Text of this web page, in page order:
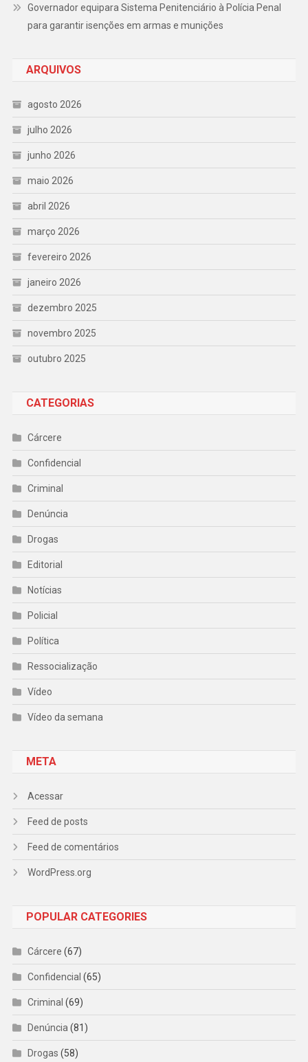
Governador equipara Sistema Penitenciário à Polícia Penal
para garantir isenções em armas e munições
ARQUIVOS
agosto 2026
julho 2026
junho 2026
maio 2026
abril 2026
março 2026
fevereiro 2026
janeiro 2026
dezembro 2025
novembro 2025
outubro 2025
CATEGORIAS
Cárcere
Confidencial
Criminal
Denúncia
Drogas
Editorial
Notícias
Policial
Política
Ressocialização
Vídeo
Vídeo da semana
META
Acessar
Feed de posts
Feed de comentários
WordPress.org
POPULAR CATEGORIES
Cárcere (67)
Confidencial (65)
Criminal (69)
Denúncia(81)
Drogas (58)